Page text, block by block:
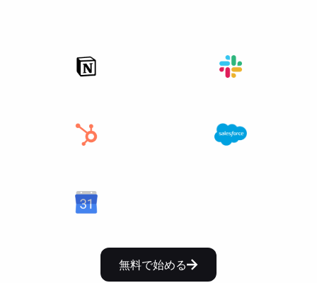
無料で始める